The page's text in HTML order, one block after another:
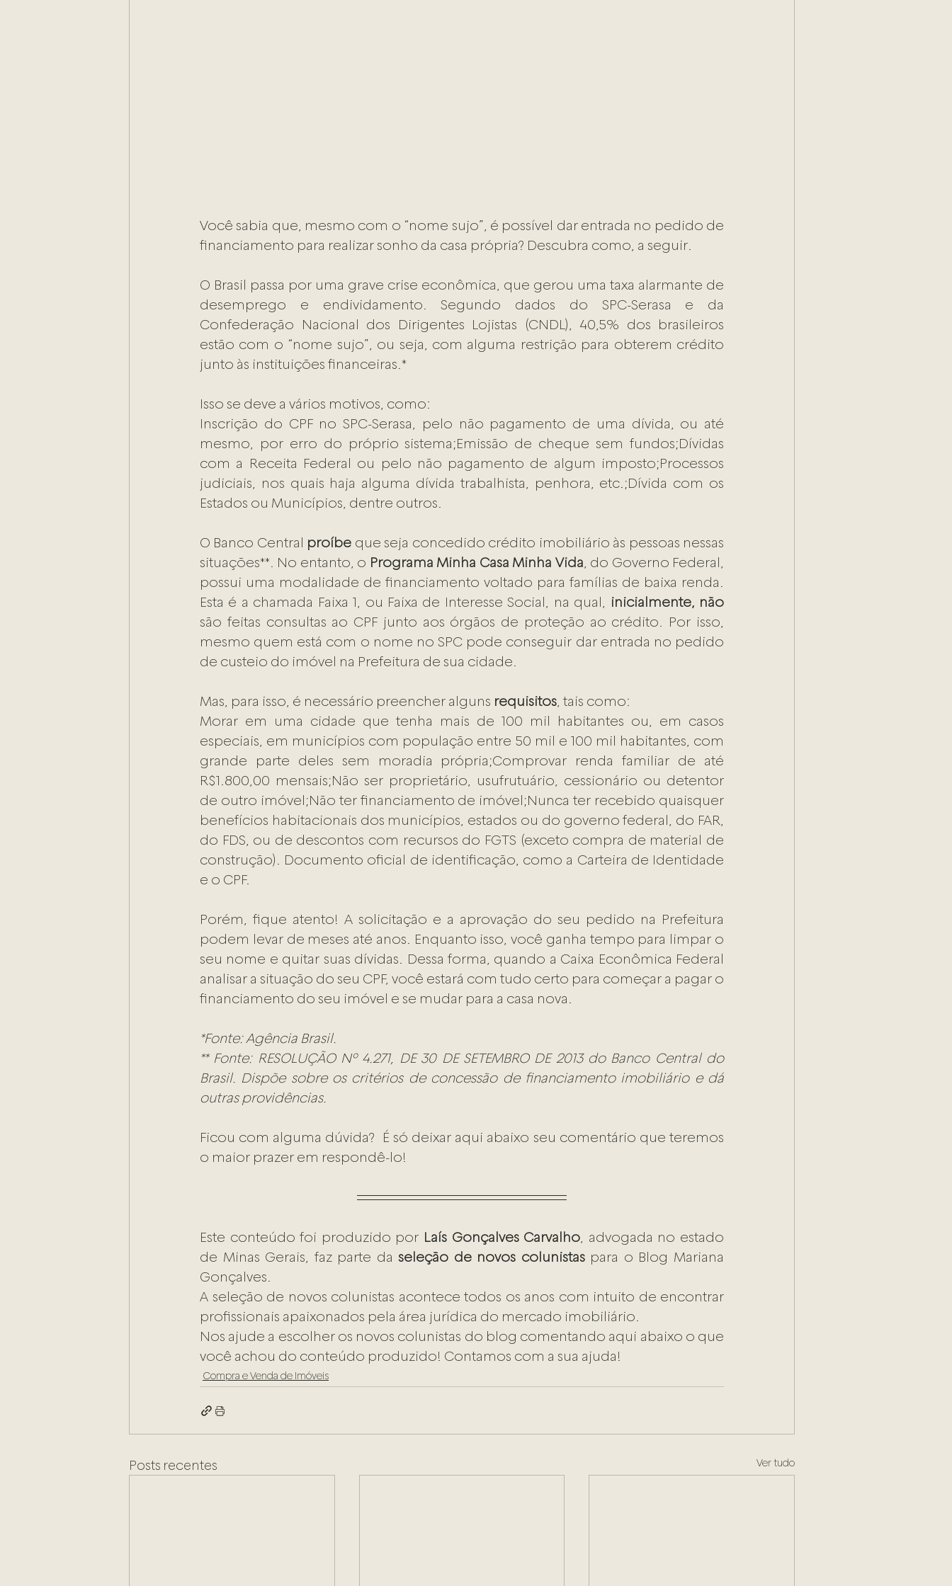
Você sabia que, mesmo com o “nome sujo”, é possível dar entrada no pedido de
financiamento para realizar sonho da casa própria? Descubra como, a seguir.
O Brasil passa por uma grave crise econômica, que gerou uma taxa alarmante de
desemprego e endividamento. Segundo dados do SPC-Serasa e da
Confederação Nacional dos Dirigentes Lojistas (CNDL), 40,5% dos brasileiros
estão com o “nome sujo”, ou seja, com alguma restrição para obterem crédito
junto às instituições financeiras.*
Isso se deve a vários motivos, como:
Inscrição do CPF no SPC-Serasa, pelo não pagamento de uma dívida, ou até
mesmo, por erro do próprio sistema;Emissão de cheque sem fundos;Dívidas
com a Receita Federal ou pelo não pagamento de algum imposto;Processos
judiciais, nos quais haja alguma dívida trabalhista, penhora, etc.;Dívida com os
Estados ou Municípios, dentre outros.
O Banco Central proíbe que seja concedido crédito imobiliário às pessoas nessas
situações**. No entanto, o Programa Minha Casa Minha Vida , do Governo Federal,
possui uma modalidade de financiamento voltado para famílias de baixa renda.
Esta é a chamada Faixa 1, ou Faixa de Interesse Social, na qual,
inicialmente, não
são feitas consultas ao CPF junto aos órgãos de proteção ao crédito. Por isso,
mesmo quem está com o nome no SPC pode conseguir dar entrada no pedido
de custeio do imóvel na Prefeitura de sua cidade.
Mas, para isso, é necessário preencher alguns requisitos , tais como:
Morar em uma cidade que tenha mais de 100 mil habitantes ou, em casos
especiais, em municípios com população entre 50 mil e 100 mil habitantes, com
grande parte deles sem moradia própria;Comprovar renda familiar de até
R$1.800,00 mensais;Não ser proprietário, usufrutuário, cessionário ou detentor
de outro imóvel;Não ter financiamento de imóvel;Nunca ter recebido quaisquer
benefícios habitacionais dos municípios, estados ou do governo federal, do FAR,
do FDS, ou de descontos com recursos do FGTS (exceto compra de material de
construção). Documento oficial de identificação, como a Carteira de Identidade
e o CPF.
Porém, fique atento! A solicitação e a aprovação do seu pedido na Prefeitura
podem levar de meses até anos. Enquanto isso, você ganha tempo para limpar o
seu nome e quitar suas dívidas. Dessa forma, quando a Caixa Econômica Federal
analisar a situação do seu CPF, você estará com tudo certo para começar a pagar o
financiamento do seu imóvel e se mudar para a casa nova.
*Fonte: Agência Brasil.
** Fonte: RESOLUÇÃO Nº 4.271, DE 30 DE SETEMBRO DE 2013 do Banco Central do
Brasil. Dispõe sobre os critérios de concessão de financiamento imobiliário e dá
outras providências.
Ficou com alguma dúvida?  É só deixar aqui abaixo seu comentário que teremos
o maior prazer em respondê-lo!
Este conteúdo foi produzido por Laís Gonçalves Carvalho , advogada no estado
de Minas Gerais, faz parte da seleção de novos colunistas para o Blog Mariana
Gonçalves.
A seleção de novos colunistas acontece todos os anos com intuito de encontrar
profissionais apaixonados pela área jurídica do mercado imobiliário.
Nos ajude a escolher os novos colunistas do blog comentando aqui abaixo o que
você achou do conteúdo produzido! Contamos com a sua ajuda!
Compra e Venda de Imóveis
Posts recentes Ver tudo